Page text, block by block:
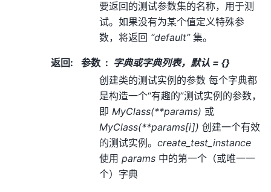
要返回的测试参数集的名称，用于测
试。如果没有为某个值定义特殊参
数，将返回 “default”集。
返回: 参数
字典或字典列表，默认 = {}
创建类的测试实例的参数 每个字典都
是构造一个“有趣的”测试实例的参数，
即 MyClass(**params) 或
MyClass(**params[i]) 创建一个有效
的测试实例。 create_test_instance
使用 params 中的第一个（或唯一一
个）字典